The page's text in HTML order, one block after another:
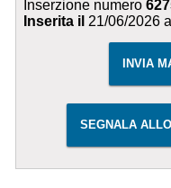
Inserzione numero
Inserita il 21/06/2026
INVIA
SEGNALA